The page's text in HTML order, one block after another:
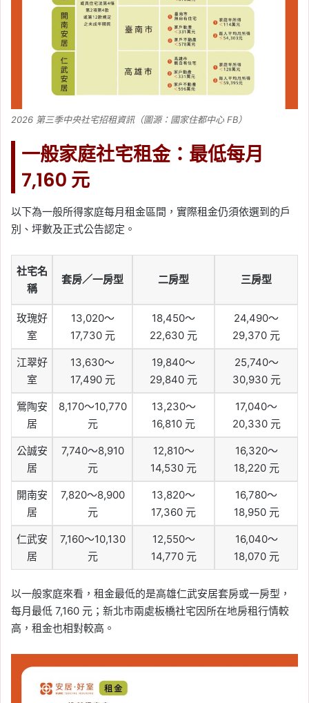
2026 第三季中央社宅招租資訊（圖源：國家住都中心 FB）
一般家庭社宅租金：最低每月
7,160 元
以下為一般所得家庭每月租金區間，實際租金仍須依選到的戶
別、坪數及正式公告認定。
社宅名
稱
套房／一房型 二房型 三房型
玫瑰好
室
13,020～
17,730 元
18,450～
22,630 元
24,490～
29,370 元
江翠好
室
13,630～
17,490 元
19,840～
29,840 元
25,740～
30,930 元
鶯陶安
居
8,170～10,770
元
13,230～
16,810 元
17,040～
20,330 元
公誠安
居
7,740～8,910
元
12,810～
14,530 元
16,320～
18,220 元
開南安
居
7,820～8,900
元
13,820～
17,360 元
16,780～
18,950 元
仁武安
居
7,160～10,130
元
12,550～
14,770 元
16,040～
18,070 元
以一般家庭來看，租金最低的是高雄仁武安居套房或一房型，
每月最低 7,160 元；新北市兩處板橋社宅因所在地房租行情較
高，租金也相對較高。